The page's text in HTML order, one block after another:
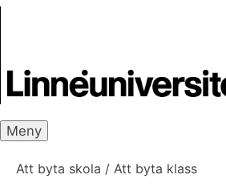
Meny
Att byta skola / Att byta klass